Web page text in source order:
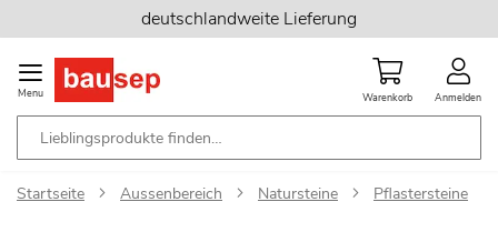
Inhalt
springen
deutschlandweite Lieferung
Menu Warenkorb Anmelden
Startseite Aussenbereich Natursteine Pflastersteine